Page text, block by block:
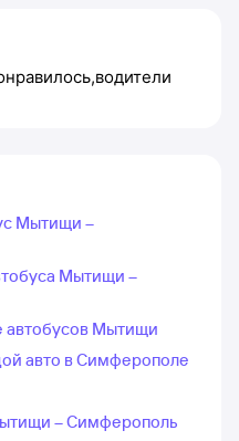
Мытищи –
Мытищи –
автобусов Мытищи
авто в Симферополе
– Симферополь